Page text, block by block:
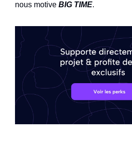
nous motive BIG TIME.